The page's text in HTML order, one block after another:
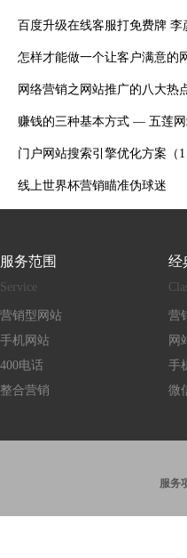
百度升级在线客服打免费牌 李
怎样才能做一个让客户满意的
网络营销之网站推广的八大热
赚钱的三种基本方式 — 五莲
门户网站搜索引擎优化方案（1
线上世界杯营销瞄准伪球迷
服务范围
Service
营销型网站
手机网站
400电话
整合营销
经
营
网
手
微
服务